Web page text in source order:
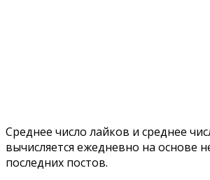
Среднее число лайков и среднее
вычисляется ежедневно на основе
последних постов.